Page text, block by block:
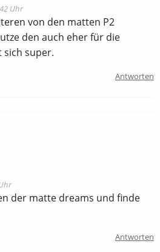
Uhr
von den matten P2
den auch eher für die
sich super.
Antworten
der matte dreams und finde
Antworten